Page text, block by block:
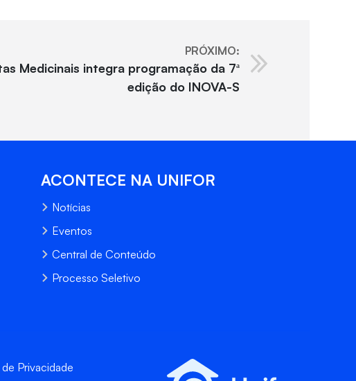
PRÓXIMO:
Medicinais integra programação da 7ª
edição do INOVA-S
ACONTECE NA UNIFOR
Notícias
Eventos
Central de Conteúdo
Processo Seletivo
Privacidade